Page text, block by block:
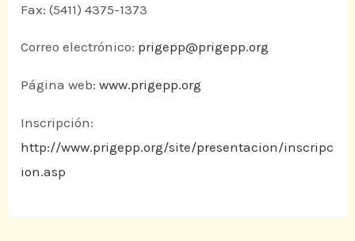
Fax: (5411) 4375-1373
Correo electrónico: prigepp@prigepp.org
Página web:www.prigepp.org
Inscripción:
http://www.prigepp.org/site/presentacion/inscripc
ion.asp